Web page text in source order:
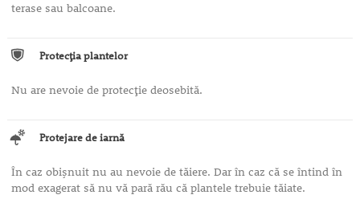
terase sau balcoane.
Protecţia plantelor
Nu are nevoie de protecţie deosebită.
Protejare de iarnă
În caz obişnuit nu au nevoie de tăiere. Dar în caz că se întind în
mod exagerat să nu vă pară rău că plantele trebuie tăiate.